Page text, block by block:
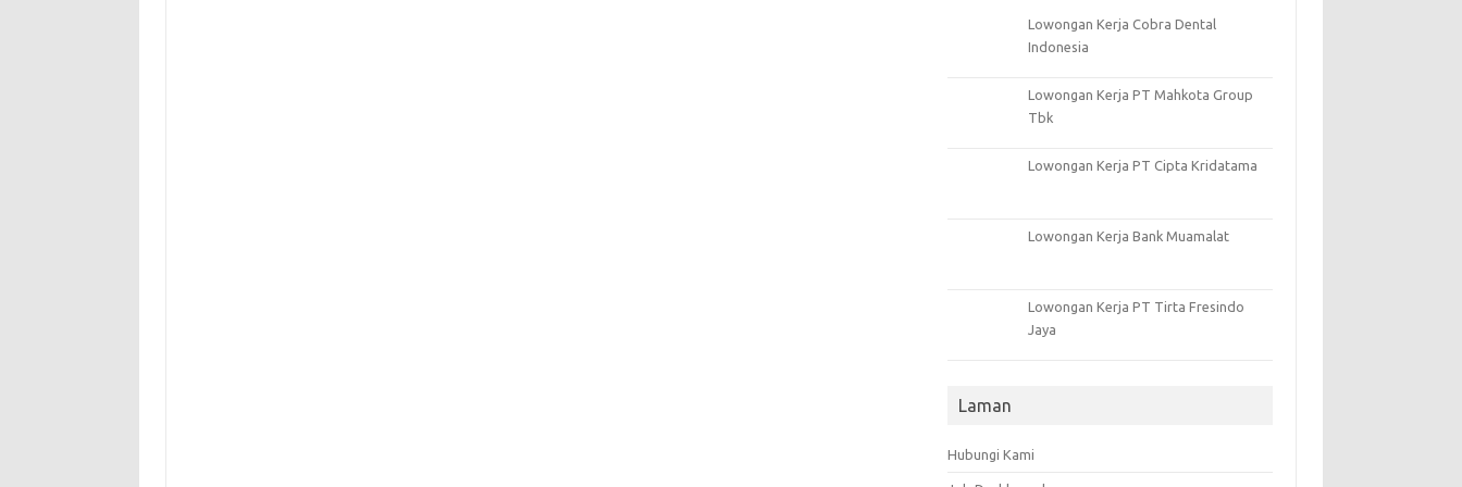
Lowongan Kerja Cobra Dental
Indonesia
Lowongan Kerja PT Mahkota Group
Tbk
Lowongan Kerja PT Cipta Kridatama
Lowongan Kerja Bank Muamalat
Lowongan Kerja PT Tirta Fresindo
Jaya
Laman
Hubungi Kami